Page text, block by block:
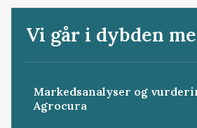
Vi går i dybden
Markedsanalyser og
Agrocura